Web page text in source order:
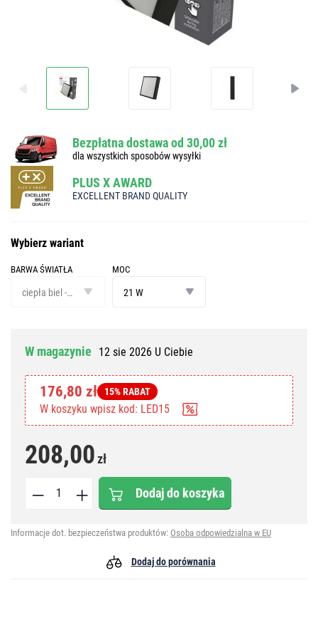
Bezpłatna dostawa od 30,00 zł
dla wszystkich sposobów wysyłki
PLUS X AWARD
EXCELLENT BRAND QUALITY
Wybierz wariant
BARWA ŚWIATŁA
światła
ciepła biel - neutralna biel
MOC
21 W
W magazynie 12 sie 2026 U Ciebie
176,80 zł 15% RABAT
W koszyku wpisz kod: LED15
208,00zł
Dodaj do koszyka
Informacje dot. bezpieczeństwa produktów: Osoba odpowiedzialna w EU
Dodaj do porównania